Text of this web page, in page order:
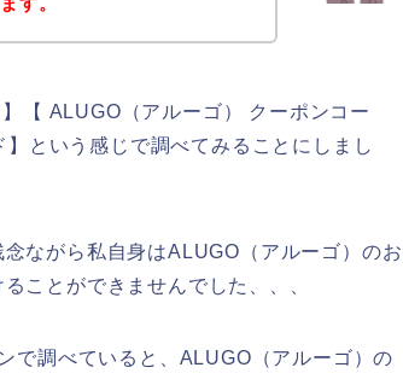
【 ALUGO（アルーゴ） クーポンコー
という感じで調べてみることにしまし
ながら私自身はALUGO（アルーゴ）のお
ことができませんでした、、、
で調べていると、ALUGO（アルーゴ）の